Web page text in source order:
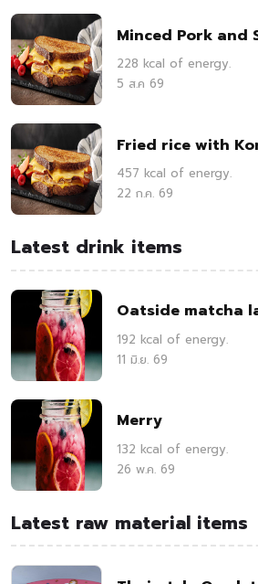
Minced Pork and
228 kcal of energy.
5 ส.ค 69
Fried rice with
457 kcal of energy.
22 ก.ค. 69
Latest drink items
Oatside matcha
192 kcal of energy.
11 มิ.ย. 69
Merry
132 kcal of energy.
26 พ.ค. 69
Latest raw material items